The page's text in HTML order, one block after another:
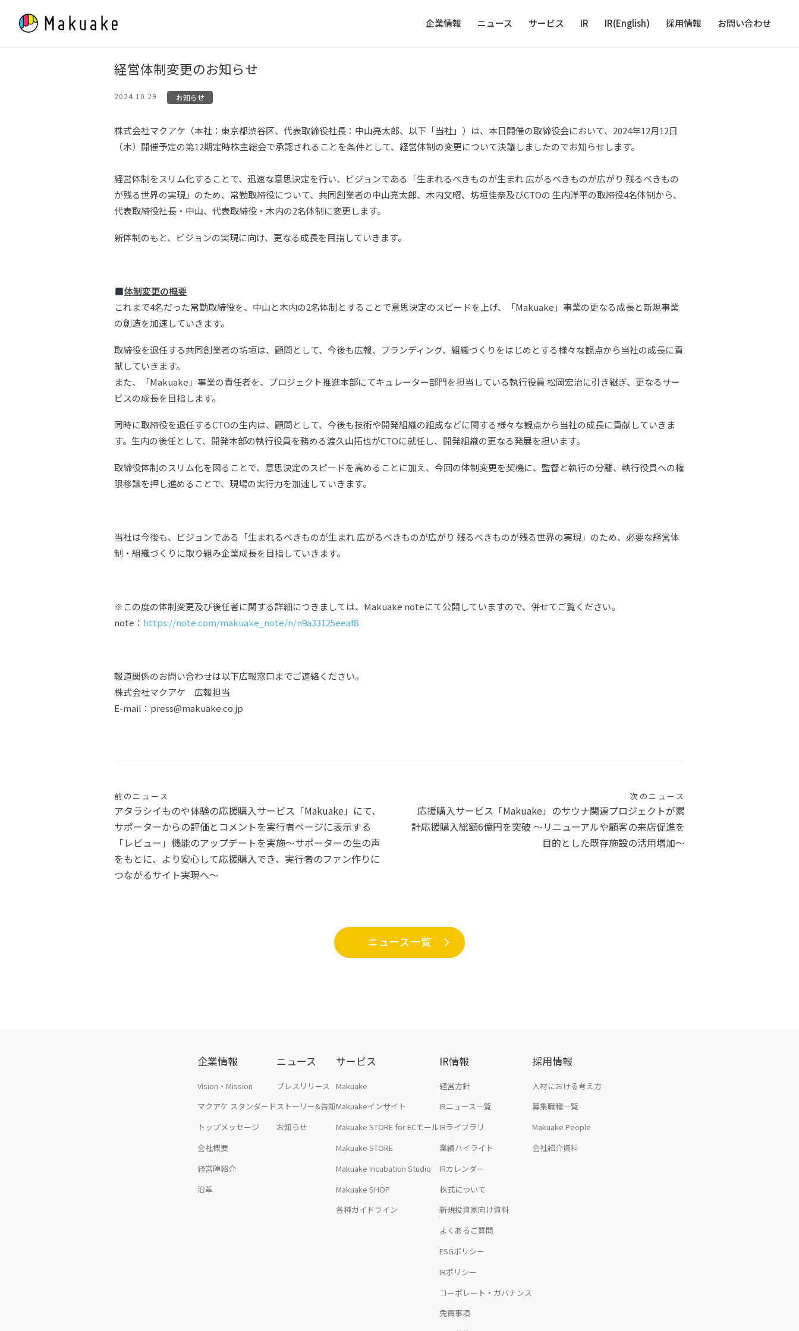
企業情報 ニュース サービス IR IR(English) 採用情報 お問い合わせ
経営体制変更のお知らせ
2024.10.29 お知らせ
株式会社マクアケ（本社：東京都渋谷区、代表取締役社長：中山亮太郎、以下「当社」）は、本日開催の取締役会において、2024年12月12日
（木）開催予定の第12期定時株主総会で承認されることを条件として、経営体制の変更について決議しましたのでお知らせします。
経営体制をスリム化することで、迅速な意思決定を行い、ビジョンである「生まれるべきものが生まれ 広がるべきものが広がり 残るべきもの
が残る世界の実現」のため、常勤取締役について、共同創業者の中山亮太郎、木内文昭、坊垣佳奈及びCTOの 生内洋平の取締役4名体制から、
代表取締役社長・中山、代表取締役・木内の2名体制に変更します。
新体制のもと、ビジョンの実現に向け、更なる成長を目指していきます。
体制変更の概要
これまで4名だった常勤取締役を、中山と木内の2名体制とすることで意思決定のスピードを上げ、「Makuake」事業の更なる成長と新規事業
の創造を加速していきます。
取締役を退任する共同創業者の坊垣は、顧問として、今後も広報、ブランディング、組織づくりをはじめとする様々な観点から当社の成長に貢
献していきます。
また、「Makuake」事業の責任者を、プロジェクト推進本部にてキュレーター部門を担当している執行役員 松岡宏治に引き継ぎ、更なるサー
ビスの成長を目指します。
同時に取締役を退任するCTOの生内は、顧問として、今後も技術や開発組織の組成などに関する様々な観点から当社の成長に貢献していきま
す。生内の後任として、開発本部の執行役員を務める渡久山拓也がCTOに就任し、開発組織の更なる発展を担います。
取締役体制のスリム化を図ることで、意思決定のスピードを高めることに加え、今回の体制変更を契機に、監督と執行の分離、執行役員への権
限移譲を押し進めることで、現場の実行力を加速していきます。
当社は今後も、ビジョンである「生まれるべきものが生まれ 広がるべきものが広がり 残るべきものが残る世界の実現」のため、必要な経営体
制・組織づくりに取り組み企業成長を目指していきます。
※この度の体制変更及び後任者に関する詳細につきましては、Makuake noteにて公開していますので、併せてご覧ください。
note： https://note.com/makuake_note/n/n9a33125eeaf8
報道関係のお問い合わせは以下広報窓口までご連絡ください。
株式会社マクアケ 広報担当
E-mail：press@makuake.co.jp
投
稿
ナ
前のニュース
アタラシイものや体験の応援購入サービス「Makuake」にて、
サポーターからの評価とコメントを実行者ページに表示する
「レビュー」機能のアップデートを実施〜サポーターの生の声
をもとに、より安心して応援購入でき、実行者のファン作りに
つながるサイト実現へ〜
次のニュース
応援購入サービス「Makuake」のサウナ関連プロジェクトが累
計応援購入総額6億円を突破 〜リニューアルや顧客の来店促進を
目的とした既存施設の活用増加〜
ニュース一覧
企業情報
Vision・Mission
マクアケ スタンダード
トップメッセージ
会社概要
経営陣紹介
沿革
ニュース
プレスリリース
ストーリー&告知
お知らせ
サービス
Makuake
Makuakeインサイト
Makuake STORE for ECモール
Makuake STORE
Makuake Incubation Studio
Makuake SHOP
各種ガイドライン
IR情報
経営方針
IRニュース一覧
IRライブラリ
業績ハイライト
IRカレンダー
株式について
新規投資家向け資料
よくあるご質問
ESGポリシー
IRポリシー
コーポレート・ガバナンス
免責事項
採用情報
人材における考え方
募集職種一覧
Makuake People
会社紹介資料